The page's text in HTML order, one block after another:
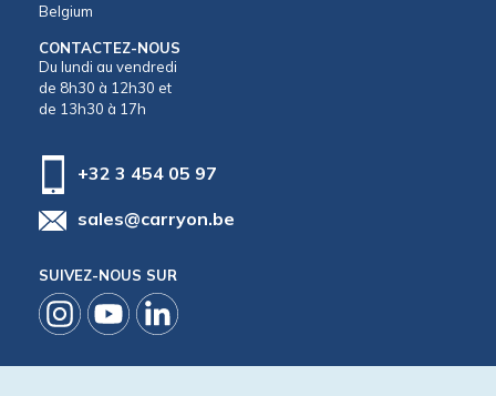
Belgium
CONTACTEZ-NOUS
Du lundi au vendredi
de 8h30 à 12h30 et
de 13h30 à 17h
+32 3 454 05 97
sales@carryon.be
SUIVEZ-NOUS SUR